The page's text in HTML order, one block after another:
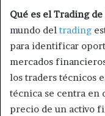
Qué es el Trading
mundo del trading
para identificar
mercados
los traders técnicos
técnica se centra en
precio de un activo